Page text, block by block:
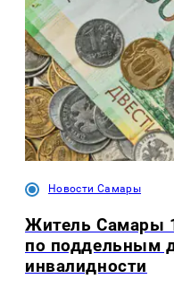
Новости Самары
Житель Самары
по поддельным
инвалидности